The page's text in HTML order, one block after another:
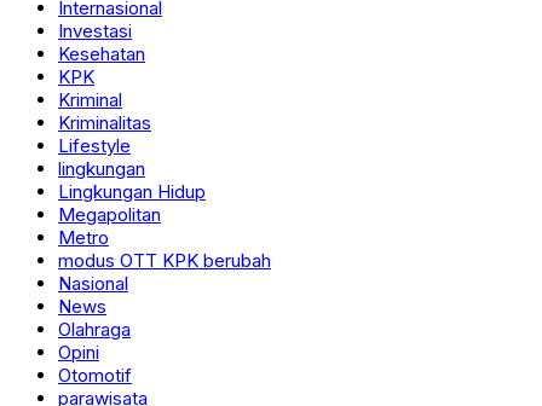
Internasional
Investasi
Kesehatan
KPK
Kriminal
Kriminalitas
Lifestyle
lingkungan
Lingkungan Hidup
Megapolitan
Metro
modus OTT KPK berubah
Nasional
News
Olahraga
Opini
Otomotif
parawisata